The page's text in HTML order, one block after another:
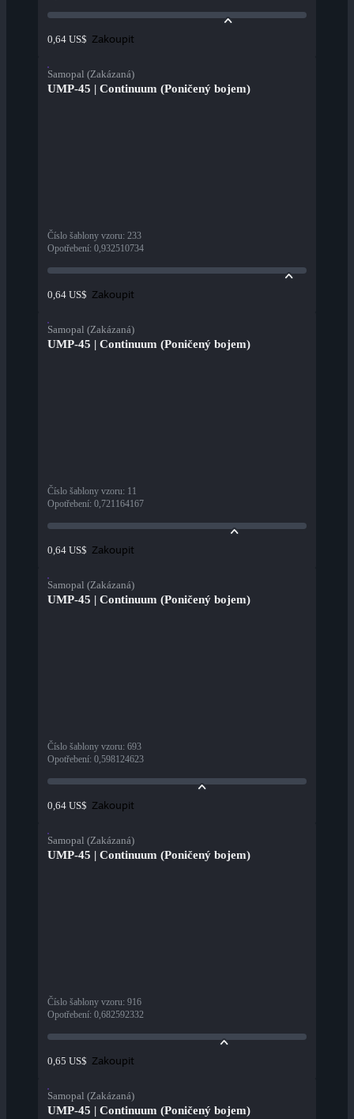
0,64 US$ Zakoupit
Samopal (Zakázaná)
UMP-45 | Continuum (Poničený bojem)
Číslo šablony vzoru: 233
Opotřebení: 0,932510734
0,64 US$ Zakoupit
Samopal (Zakázaná)
UMP-45 | Continuum (Poničený bojem)
Číslo šablony vzoru: 11
Opotřebení: 0,721164167
0,64 US$ Zakoupit
Samopal (Zakázaná)
UMP-45 | Continuum (Poničený bojem)
Číslo šablony vzoru: 693
Opotřebení: 0,598124623
0,64 US$ Zakoupit
Samopal (Zakázaná)
UMP-45 | Continuum (Poničený bojem)
Číslo šablony vzoru: 916
Opotřebení: 0,682592332
0,65 US$ Zakoupit
Samopal (Zakázaná)
UMP-45 | Continuum (Poničený bojem)